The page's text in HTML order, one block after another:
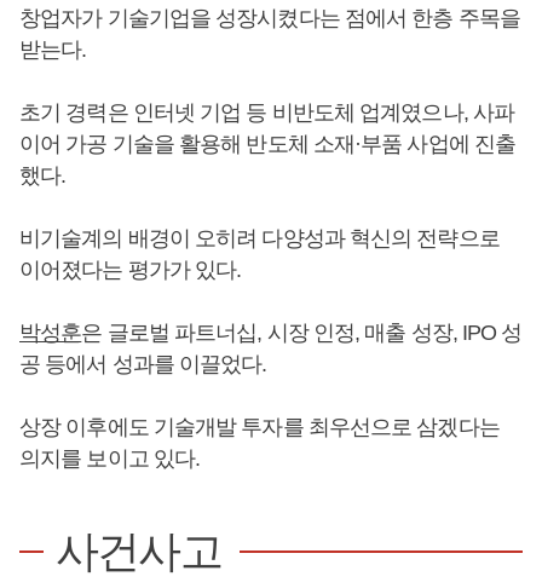
창업자가 기술기업을 성장시켰다는 점에서 한층 주목을
받는다.
초기 경력은 인터넷 기업 등 비반도체 업계였으나, 사파
이어 가공 기술을 활용해 반도체 소재·부품 사업에 진출
했다.
비기술계의 배경이 오히려 다양성과 혁신의 전략으로
이어졌다는 평가가 있다.
박성훈은 글로벌 파트너십, 시장 인정, 매출 성장, IPO 성
공 등에서 성과를 이끌었다.
상장 이후에도 기술개발 투자를 최우선으로 삼겠다는
의지를 보이고 있다.
사건사고